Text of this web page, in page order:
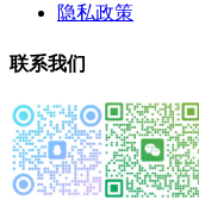
隐私政策
联系我们